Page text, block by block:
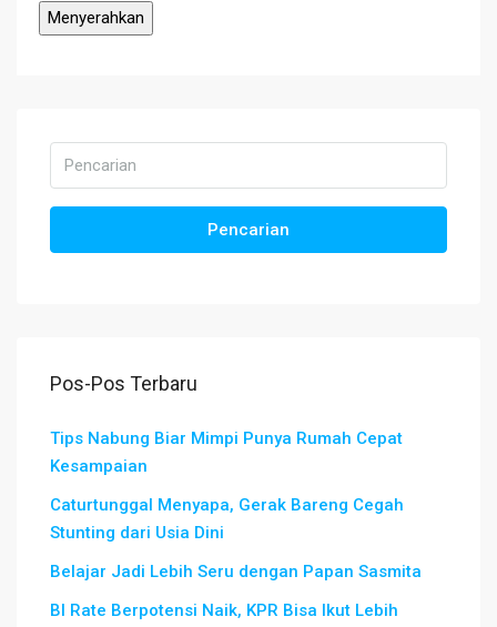
Pencarian
Pos-Pos Terbaru
Tips Nabung Biar Mimpi Punya Rumah Cepat
Kesampaian
Caturtunggal Menyapa, Gerak Bareng Cegah
Stunting dari Usia Dini
Belajar Jadi Lebih Seru dengan Papan Sasmita
BI Rate Berpotensi Naik, KPR Bisa Ikut Lebih